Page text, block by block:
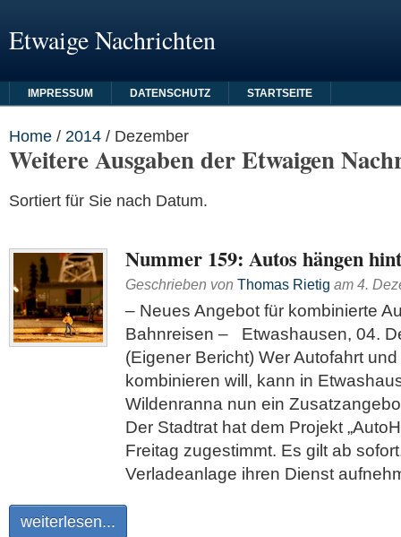
Etwaige Nachrichten
IMPRESSUM DATENSCHUTZ STARTSEITE
Home / 2014 / Dezember
Weitere Ausgaben der Etwaigen
Sortiert für Sie nach Datum.
Nummer 159: Autos hängen
Geschrieben von Thomas Rietig am 4.
– Neues Angebot für kombinierte
Bahnreisen – Etwashausen, 04.
(Eigener Bericht) Wer Autofahrt
kombinieren will, kann in
Wildenranna nun ein
Der Stadtrat hat dem Projekt
Freitag zugestimmt. Es gilt ab
Verladeanlage ihren Dienst
weiterlesen...